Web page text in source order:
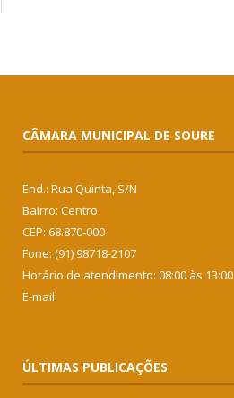
CÂMARA MUNICIPAL DE SOURE
End.: Rua Quinta, S/N
Bairro: Centro
CEP: 68.870-000
Fone: (91) 98718-2107
Horário de atendimento: 08:00 às 13:00
E-mail:
ÚLTIMAS PUBLICAÇÕES